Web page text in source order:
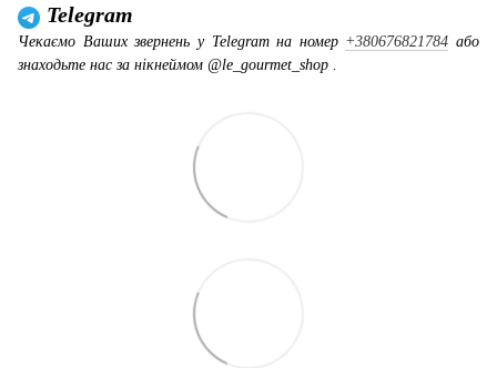
Telegram
Чекаємо Ваших звернень у Telegram на номер +380676821784 або
знаходьте нас за нікнеймом @le_gourmet_shop .